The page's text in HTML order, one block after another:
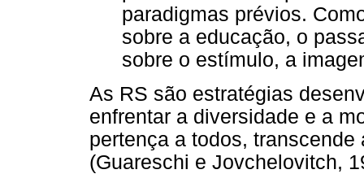
paradigmas prévios.
sobre a educação, o
sobre o estímulo, a
As RS são estratégias
enfrentar a diversidade e a
pertença a todos,
(Guareschi e Jovchelovitch,